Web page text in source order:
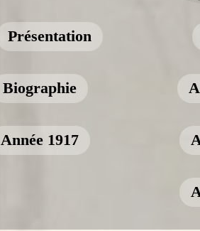
Présentation
Biographie
Année 1917